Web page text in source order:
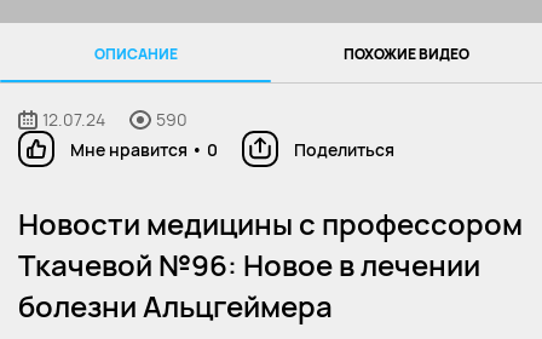
ОПИСАНИЕ ПОХОЖИЕ ВИДЕО
12.07.24
590
Мне нравится • 0 Поделиться
Новости медицины с профессором
Ткачевой №96: Новое в лечении
болезни Альцгеймера